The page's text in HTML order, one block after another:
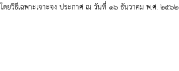
ดยวิธีเฉพาะเจาะจง ประกาศ ณ วันที่ ๑๖ ธันวาคม พ.ศ. ๒๕๖๒